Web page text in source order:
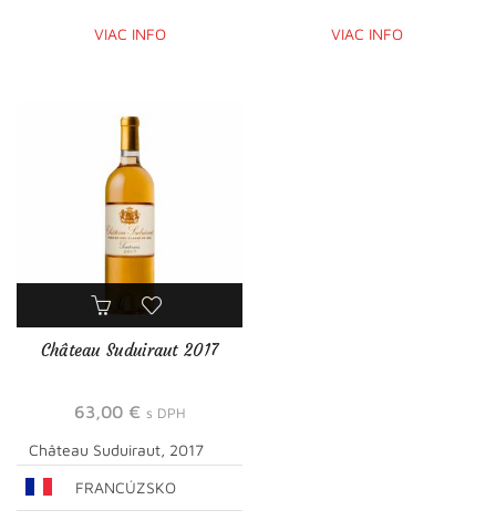
VIAC INFO VIAC INFO
Château Suduiraut 2017
63,00 € s DPH
Château Suduiraut, 2017
FRANCÚZSKO